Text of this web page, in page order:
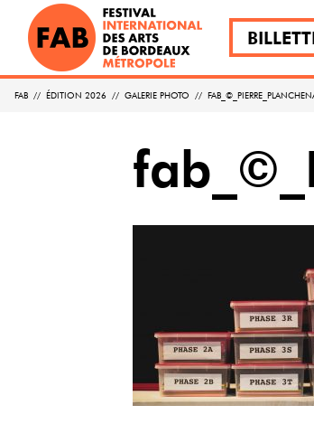
FAB // ÉDITION 2026 // GALERIE PHOTO //